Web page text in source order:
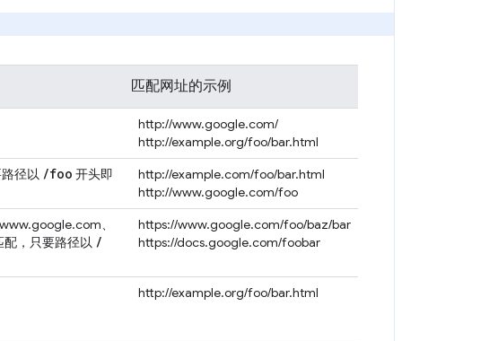
匹配网址的示例
http://www.google.com/
http://example.org/foo/bar.html
径以 /foo 开头即
http://example.com/foo/bar.html
http://www.google.com/foo
、
，只要路径以 /
https://www.google.com/foo/baz/bar
https://docs.google.com/foobar
http://example.org/foo/bar.html